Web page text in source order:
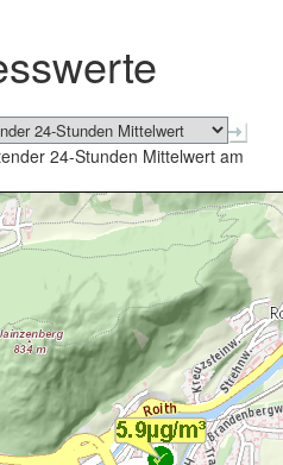
schließen
24-Stunden Mittelwert am